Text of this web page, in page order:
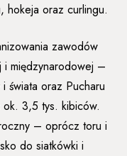
hokeja oraz curlingu.
zawodów
i międzynarodowej –
świata oraz Pucharu
3,5 tys. kibiców.
– oprócz toru i
do siatkówki i